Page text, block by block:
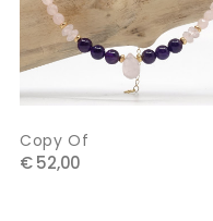
Copy Of
€ 52,00